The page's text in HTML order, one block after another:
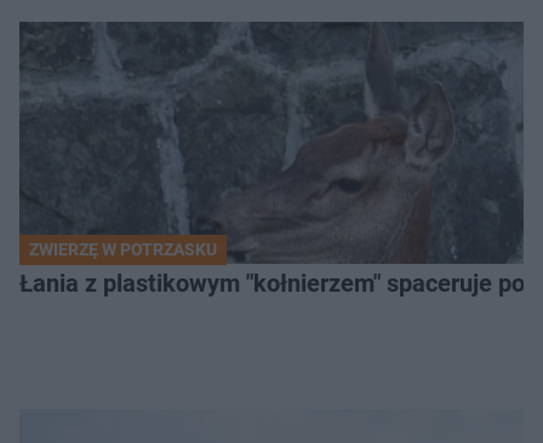
ZWIERZĘ W POTRZASKU
Łania z plastikowym "kołnierzem" spaceruje po